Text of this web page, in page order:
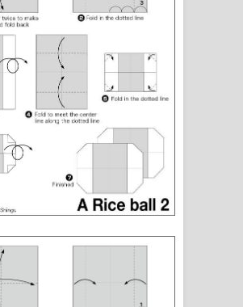
Aramuna Song Lyrics - අරමුණ ගීතයේ
Sandata Duka Hithila Song Lyrics -
සඳට දුක හිතිලා ගීතයේ පද පෙළ
Sihina Song Lyrics - සිහින ගීතයේ පද
Father Song Lyrics - ෆාදර් ගීතයේ පද
පෙළ
Dannawada Mawa Song Lyrics -